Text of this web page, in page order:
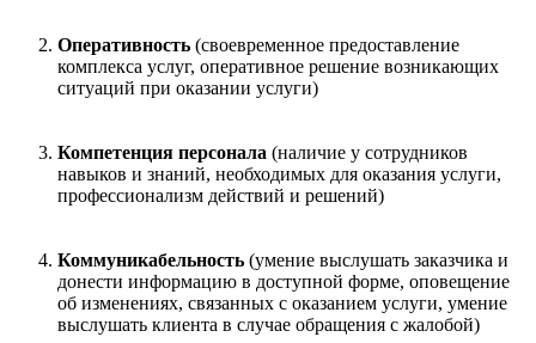
Оперативность (своевременное предоставление
комплекса услуг, оперативное решение возникающих
ситуаций при оказании услуги)
Компетенция персонала (наличие у сотрудников
навыков и знаний, необходимых для оказания услуги,
профессионализм действий и решений)
Коммуникабельность (умение выслушать заказчика и
донести информацию в доступной форме, оповещение
об изменениях, связанных с оказанием услуги, умение
выслушать клиента в случае обращения с жалобой)